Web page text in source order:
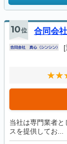
10位 合同会
当社は専門業者
スを提供してお...